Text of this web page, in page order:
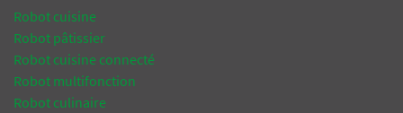
Robot cuisine
Robot pâtissier
Robot cuisine connecté
Robot multifonction
Robot culinaire